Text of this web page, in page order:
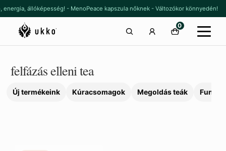
Ugrás
a
navigációhoz
Kilépés
a
tartalomba
állóképesség! - MenoPeace kapszula nőknek - Változókor könnyedén!
0
felfázás elleni tea
Új termékeink Kúracsomagok Megoldás teák